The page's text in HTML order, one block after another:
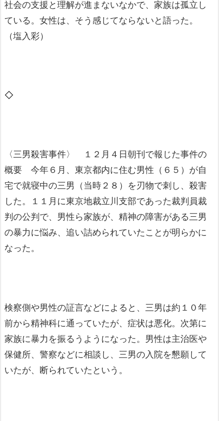
社会の支援と理解が進まないなかで、家族は孤立し
ている。女性は、そう感じてならないと語った。
（塩入彩）
◇
〈三男殺害事件〉 １２月４日朝刊で報じた事件の
概要 今年６月、東京都内に住む男性（６５）が自
宅で就寝中の三男（当時２８）を刃物で刺し、殺害
した。１１月に東京地裁立川支部であった裁判員裁
判の公判で、男性ら家族が、精神の障害がある三男
の暴力に悩み、追い詰められていたことが明らかに
なった。
検察側や男性の証言などによると、三男は約１０年
前から精神科に通っていたが、症状は悪化。次第に
家族に暴力を振るうようになった。男性は主治医や
保健所、警察などに相談し、三男の入院を懇願して
いたが、断られていたという。